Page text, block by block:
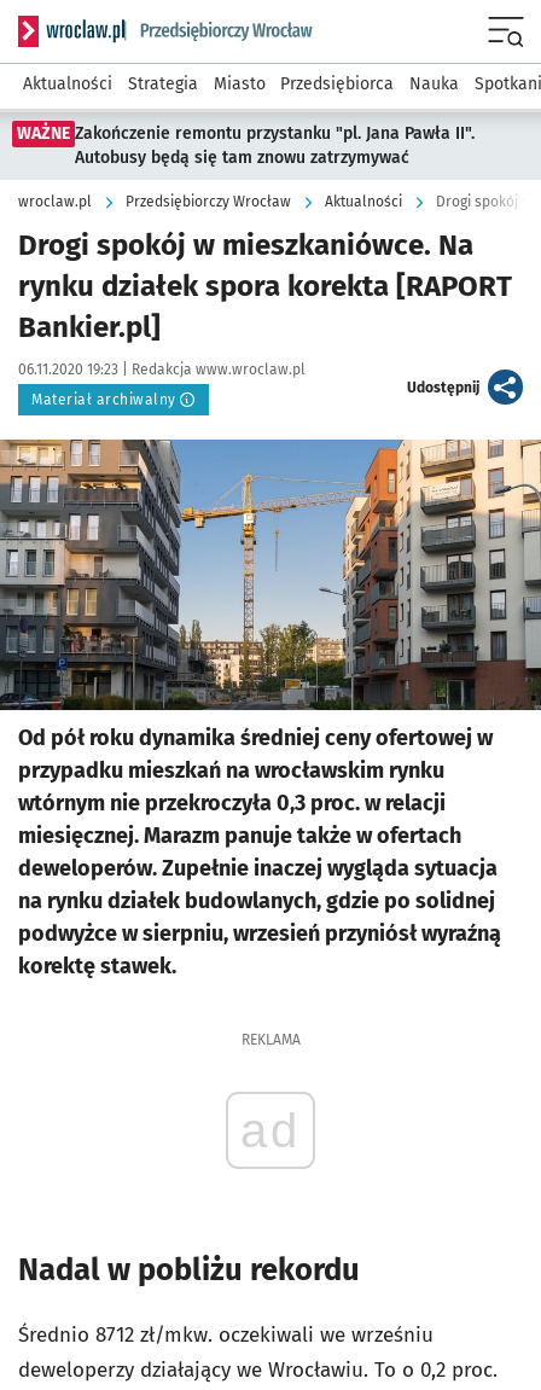
Serwis informacyjny wroclaw.pl podserwis: Strategia
Aktualności Strategia Miasto Przedsiębiorca Nauka
WAŻNE Zakończenie remontu przystanku "pl. Jana Pawła II".
Autobusy będą się tam znowu zatrzymywać
wroclaw.pl Przedsiębiorczy Wrocław Aktualności
Drogi spokój w mieszkaniówce. Na
rynku działek spora korekta [RAPORT
Bankier.pl]
Data publikacji:
06.11.2020 19:23 | Autor:
Redakcja www.wroclaw.pl
Materiał archiwalny
Udostępnijartykuł
Kliknij, aby powiększyć
Od pół roku dynamika średniej ceny ofertowej w
przypadku mieszkań na wrocławskim rynku
wtórnym nie przekroczyła 0,3 proc. w relacji
miesięcznej. Marazm panuje także w ofertach
deweloperów. Zupełnie inaczej wygląda sytuacja
na rynku działek budowlanych, gdzie po solidnej
podwyżce w sierpniu, wrzesień przyniósł wyraźną
korektę stawek.
REKLAMA
ad
Nadal w pobliżu rekordu
Średnio 8712 zł/mkw. oczekiwali we wrześniu
deweloperzy działający we Wrocławiu. To o 0,2 proc.